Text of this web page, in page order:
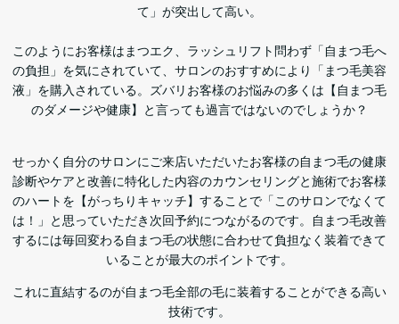
て」が突出して高い。
このようにお客様はまつエク、ラッシュリフト問わず「自まつ毛へ
の負担」を気にされていて、サロンのおすすめにより「まつ毛美容
液」を購入されている。ズバリお客様のお悩みの多くは【自まつ毛
のダメージや健康】と言っても過言ではないのでしょうか？
せっかく自分のサロンにご来店いただいたお客様の自まつ毛の健康
診断やケアと改善に特化した内容のカウンセリングと施術でお客様
のハートを【がっちりキャッチ】することで「このサロンでなくて
は！」と思っていただき次回予約につながるのです。自まつ毛改善
するには毎回変わる自まつ毛の状態に合わせて負担なく装着できて
いることが最大のポイントです。
これに直結するのが自まつ毛全部の毛に装着することができる高い
技術です。